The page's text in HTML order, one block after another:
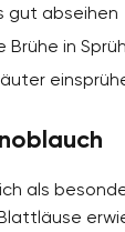
gut abseihen
Brühe in
als